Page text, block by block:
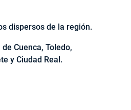
dispersos de la región.
Cuenca, Toledo,
y Ciudad Real.